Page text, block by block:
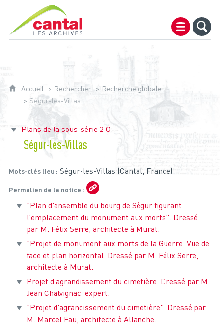
Archives du Cantal
Accueil Rechercher
Recherche globale
Ségur-les-Villas
Plans de la sous-série 2 O
Ségur-les-Villas
Mots-clés lieu Ségur-les-Villas (Cantal, France)
Permalien de la notice
"Plan d'ensemble du bourg de Ségur figurant
l'emplacement du monument aux morts". Dressé
par M. Félix Serre, architecte à Murat.
"Projet de monument aux morts de la Guerre. Vue de
face et plan horizontal. Dressé par M. Félix Serre,
architecte à Murat.
Projet d'agrandissement du cimetière. Dressé par M.
Jean Chalvignac, expert.
"Projet d'agrandissement du cimetière". Dressé par
M. Marcel Fau, architecte à Allanche.